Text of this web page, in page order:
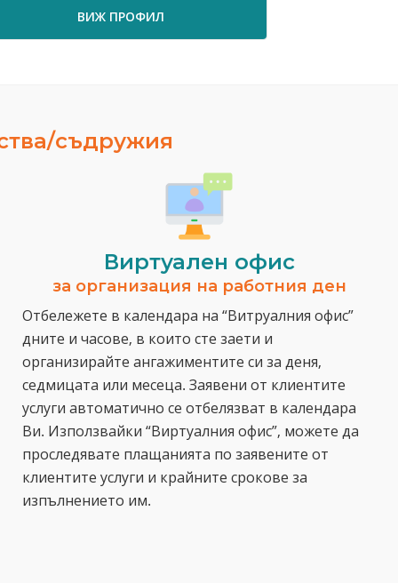
ВИЖ ПРОФИЛ
съдружия
Виртуален офис
за организация на работния ден
Отбележете в календара на “Витруалния офис”
дните и часове, в които сте заети и
организирайте ангажиментите си за деня,
седмицата или месеца. Заявени от клиентите
услуги автоматично се отбелязват в календара
Ви. Използвайки “Виртуалния офис”, можете да
проследявате плащанията по заявените от
клиентите услуги и крайните срокове за
изпълнението им.